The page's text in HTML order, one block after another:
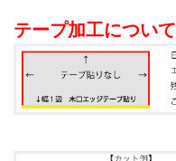
テープ加工について